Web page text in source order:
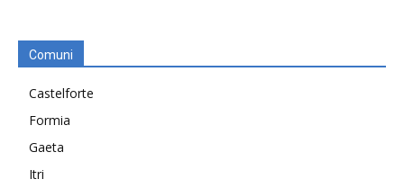
Comuni
Castelforte
Formia
Gaeta
Itri